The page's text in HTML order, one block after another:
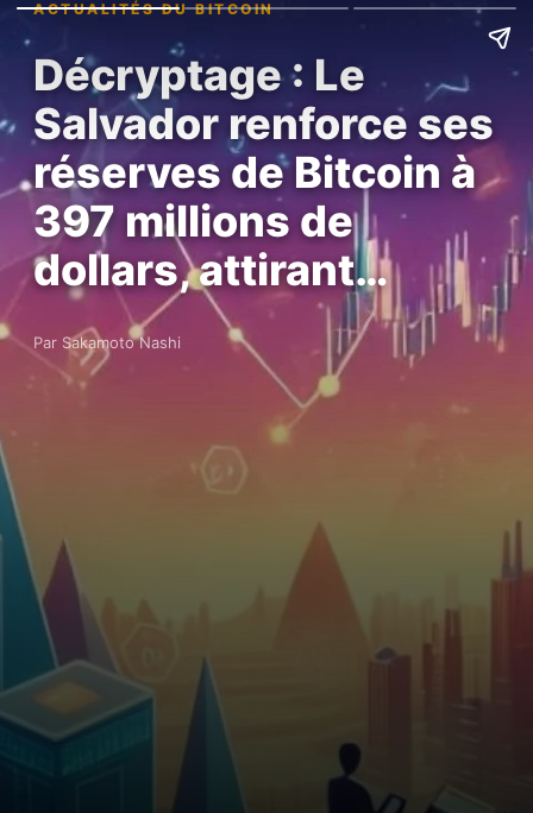
ACTUALITÉS DU BITCOIN
Décryptage : Le
Salvador renforce ses
réserves de Bitcoin à
397 millions de
dollars, attirant…
Par Sakamoto Nashi